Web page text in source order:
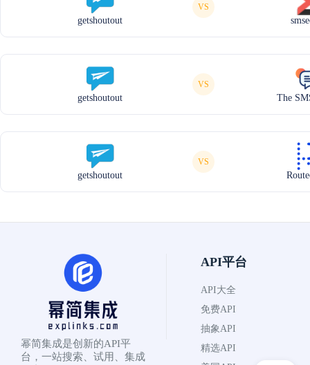
getshoutout
VS
getshoutout
VS
The
getshoutout
VS
幂简集成是创新的API平
台，一站搜索、试用、集成
API平台
API大全
免费API
抽象API
精选API